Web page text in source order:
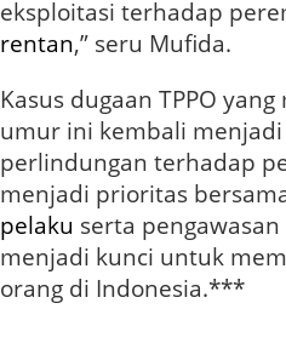
eksploitasi terhadap
rentan,” seru Mufida.
Kasus dugaan TPPO
umur ini kembali
perlindungan terhadap
menjadi prioritas
pelaku serta
menjadi kunci untuk
orang di Indonesia.***